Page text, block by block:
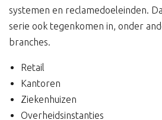
systemen en reclamedoeleinden.
serie ook tegenkomen in, onder
branches.
Retail
Kantoren
Ziekenhuizen
Overheidsinstanties